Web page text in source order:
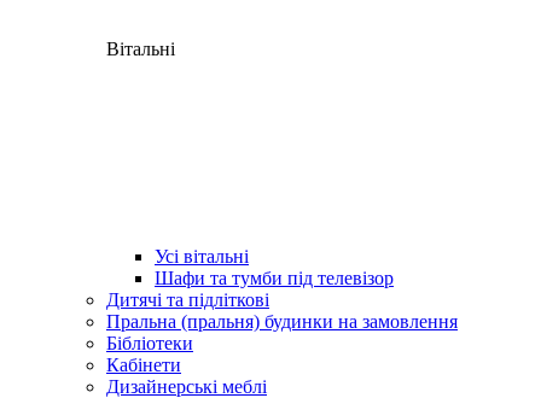
Вітальні
Усі вітальні
Шафи та тумби під телевізор
Дитячі та підліткові
Пральна (пральня) будинки на замовлення
Бібліотеки
Кабінети
Дизайнерські меблі